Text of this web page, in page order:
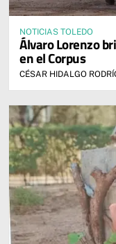
NOTICIAS TOLEDO
Álvaro Lorenzo
en el Corpus
CÉSAR HIDALGO